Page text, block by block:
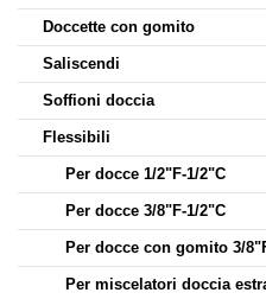
Doccette con gomito
Saliscendi
Soffioni doccia
Flessibili
Per docce 1/2"F-1/2"C
Per docce 3/8"F-1/2"C
Per docce con gomito 3/
Per miscelatori doccia